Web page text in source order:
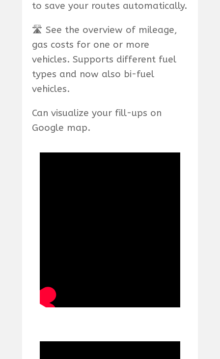
to save your routes automatically.
🛣 See the overview of mileage,
gas costs for one or more
vehicles. Supports different fuel
types and now also bi-fuel
vehicles.
Can visualize your fill-ups on
Google map.